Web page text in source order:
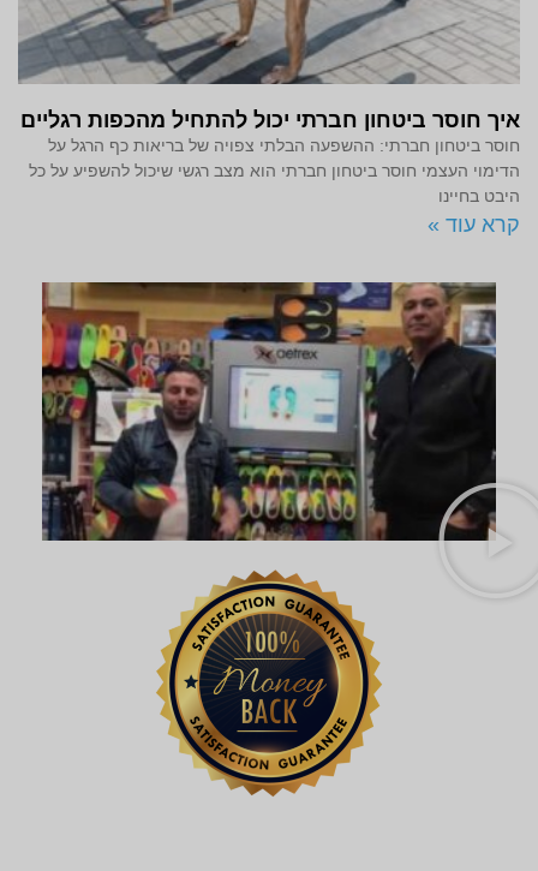
איך חוסר ביטחון חברתי יכול להתחיל מהכפות רגליים
חוסר ביטחון חברתי: ההשפעה הבלתי צפויה של בריאות כף הרגל על
הדימוי העצמי חוסר ביטחון חברתי הוא מצב רגשי שיכול להשפיע על כל
היבט בחיינו
קרא עוד »